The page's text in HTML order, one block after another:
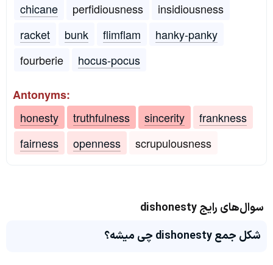
chicane
perfidiousness
insidiousness
racket
bunk flimflam
hanky-panky
fourberie
hocus-pocus
Antonyms:
honesty
truthfulness sincerity
frankness
fairness
openness scrupulousness
سوال‌های رایج dishonesty
شکل جمع dishonesty چی میشه؟